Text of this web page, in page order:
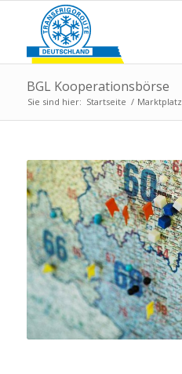
BGL Kooperationsbörse
Sie sind hier: Startseite / Marktplatz